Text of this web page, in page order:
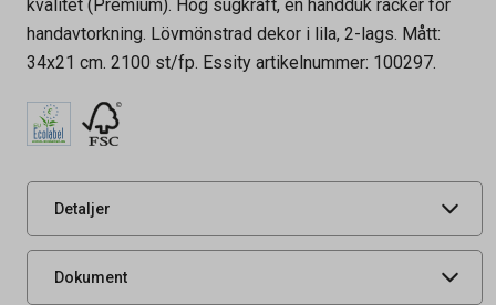
kvalitet (Premium). Hög sugkraft, en handduk räcker för
handavtorkning. Lövmönstrad dekor i lila, 2-lags. Mått:
34x21 cm. 2100 st/fp. Essity artikelnummer: 100297.
Detaljer
Artikelnummer 50010003
Tidigare artikelnummer
Leverantörens
UNSPSC 14111703
Dokument
Produktdatablad